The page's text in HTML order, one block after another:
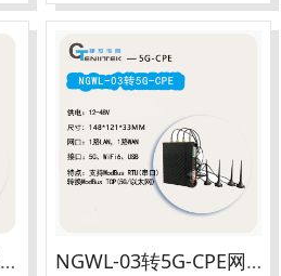
GWP-03 2.4GHz隔爆型无线采集基站 NGWL-03转5G-CPE网关